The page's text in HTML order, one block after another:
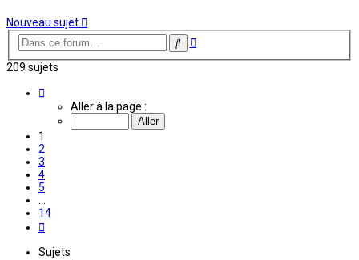
Nouveau sujet
Rechercher
Recherche
209 sujets
Aller à la page :
1
2
3
4
5
14
Sujets